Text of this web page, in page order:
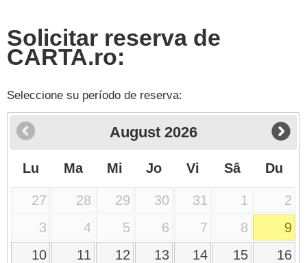
Solicitar reserva de
CARTA.ro:
Seleccione su período de reserva:
August 2026
Lu Ma Mi Jo Vi Sâ Du
27 28 29 30 31 1
2
3
4 5 6 7 8
9
10
11 12 13 14 15
16